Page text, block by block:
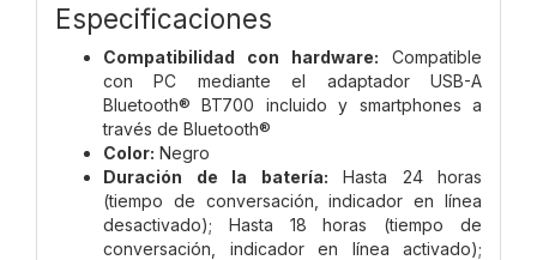
Especificaciones
Compatibilidad con hardware: Compatible
con PC mediante el adaptador USB-A
Bluetooth® BT700 incluido y smartphones a
través de Bluetooth®
Color: Negro
Duración de la batería: Hasta 24 horas
(tiempo de conversación, indicador en línea
desactivado); Hasta 18 horas (tiempo de
conversación, indicador en línea activado);